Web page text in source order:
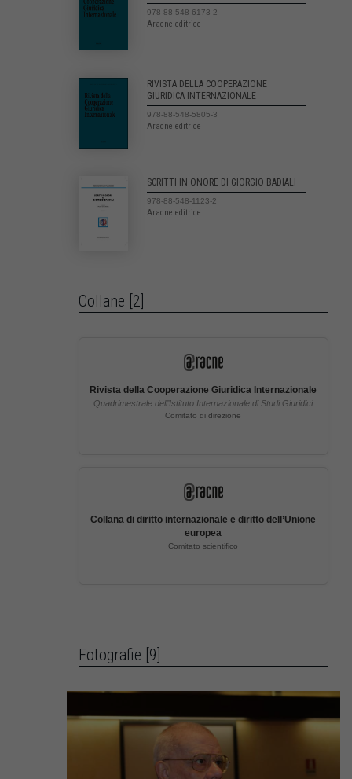
978-88-548-6173-2
Aracne editrice
RIVISTA DELLA COOPERAZIONE
GIURIDICA INTERNAZIONALE
978-88-548-5805-3
Aracne editrice
SCRITTI IN ONORE DI GIORGIO BADIALI
978-88-548-1123-2
Aracne editrice
Collane [2]
Rivista della Cooperazione Giuridica Internazionale
Quadrimestrale dell’Istituto Internazionale di Studi Giuridici
Comitato di direzione
Collana di diritto internazionale e diritto dell’Unione
europea
Comitato scientifico
Fotografie [9]